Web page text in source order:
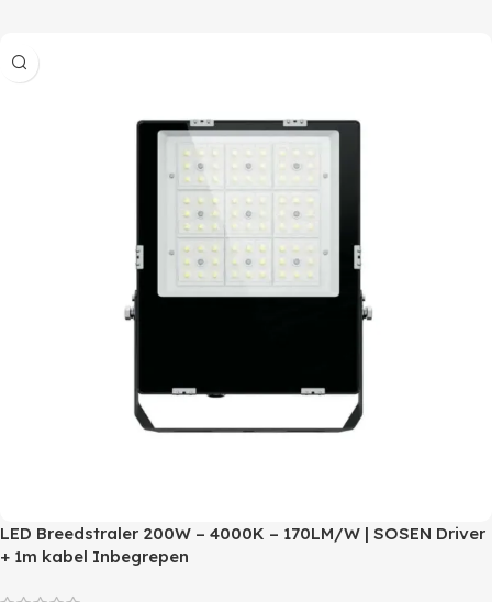
LED Breedstraler 200W – 4000K – 170LM/W | SOSEN Driver
+ 1m kabel Inbegrepen